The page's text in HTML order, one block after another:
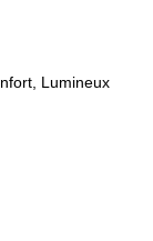
Lumineux